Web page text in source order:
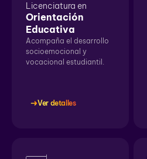
Licenciatura en
Orientación
Educativa
Acompaña el desarrollo
socioemocional y
vocacional estudiantil.
Ver detalles